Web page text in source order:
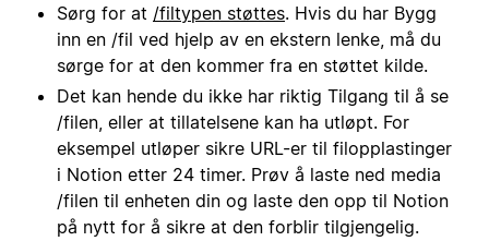
Sørg for at /filtypen støttes. Hvis du har Bygg
inn en /fil ved hjelp av en ekstern lenke, må du
sørge for at den kommer fra en støttet kilde.
Det kan hende du ikke har riktig Tilgang til å se
/filen, eller at tillatelsene kan ha utløpt. For
eksempel utløper sikre URL-er til filopplastinger
i Notion etter 24 timer. Prøv å laste ned media
/filen til enheten din og laste den opp til Notion
på nytt for å sikre at den forblir tilgjengelig.